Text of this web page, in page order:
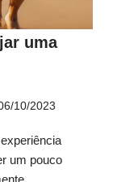
uma
10/2023
um pouco